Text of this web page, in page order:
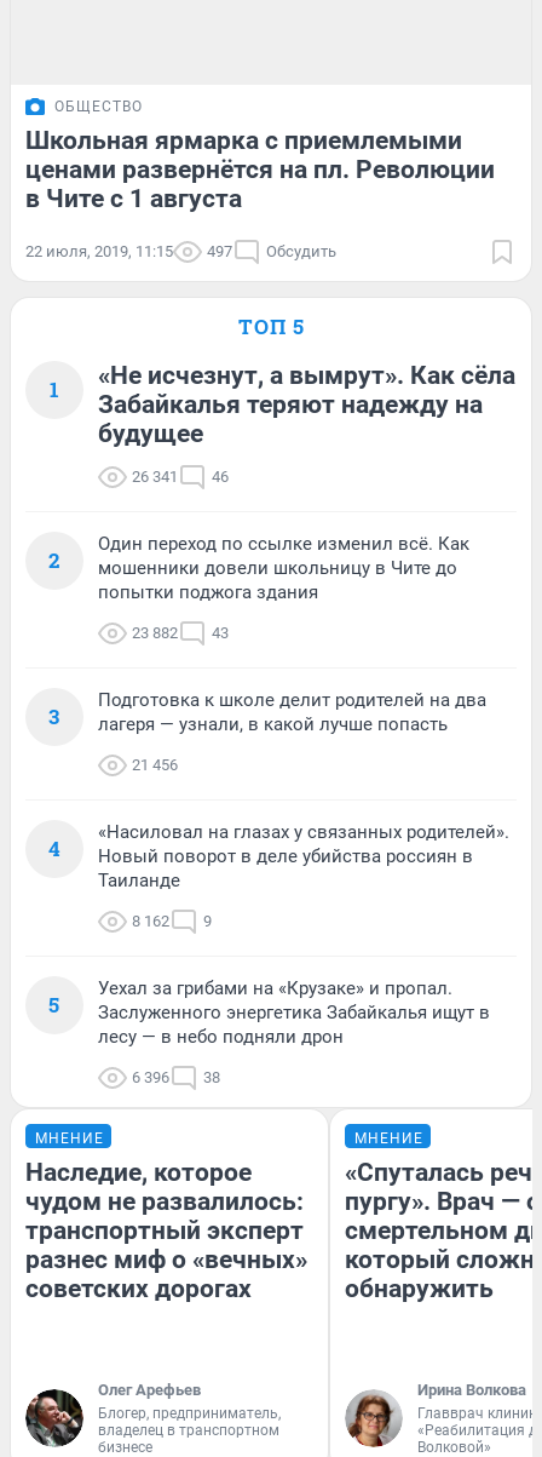
ОБЩЕСТВО
Школьная ярмарка с приемлемыми
ценами развернётся на пл. Революции
в Чите с 1 августа
22 июля, 2019, 11:15 497 Обсудить
ТОП 5
1
«Не исчезнут, а вымрут». Как сёла
Забайкалья теряют надежду на
будущее
26 341 46
2
Один переход по ссылке изменил всё. Как
мошенники довели школьницу в Чите до
попытки поджога здания
23 882 43
3
Подготовка к школе делит родителей на два
лагеря — узнали, в какой лучше попасть
21 456
4
«Насиловал на глазах у связанных родителей».
Новый поворот в деле убийства россиян в
Таиланде
8 162 9
5
Уехал за грибами на «Крузаке» и пропал.
Заслуженного энергетика Забайкалья ищут в
лесу — в небо подняли дрон
6 396 38
МНЕНИЕ
Наследие, которое
чудом не развалилось:
транспортный эксперт
разнес миф о «вечных»
советских дорогах
Олег Арефьев
Блогер, предприниматель,
владелец в транспортном
бизнесе
МНЕНИЕ
«Спуталась
пургу». Врач — о
смертельном
который
обнаружить
Ирина Волкова
Главврач
«Реабилитация
Волковой»